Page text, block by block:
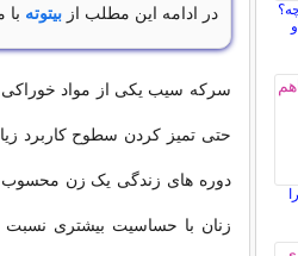
در ادامه این مطلب ازبیتوته با
سرکه سیب یکی از مواد خوراکی
حتی تمیز کردن سطوح کاربرد
دوره های زندگی یک زن محسوب
زنان با حساسیت بیشتری